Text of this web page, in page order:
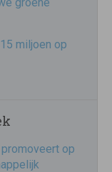
miljoen op
promoveert op